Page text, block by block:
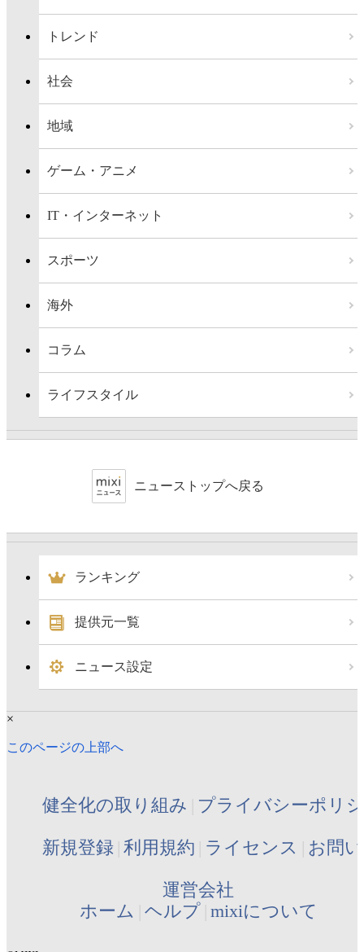
トレンド
社会
地域
ゲーム・アニメ
IT・インターネット
スポーツ
海外
コラム
ライフスタイル
ニューストップへ戻る
ランキング
提供元一覧
ニュース設定
×
このページの上部へ
健全化の取り組み プライバシーポリ
新規登録 利用規約 ライセンス お問
運営会社
ホーム ヘルプ mixiについて